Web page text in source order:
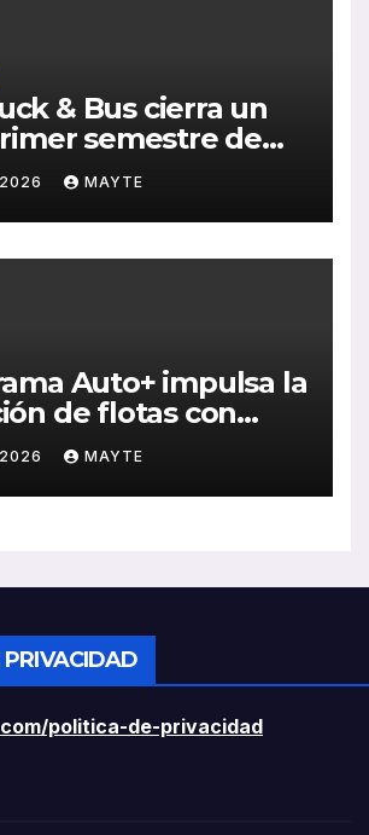
& Bus cierra un
semestre de
crecimiento en
y
MAYTE
Auto+ impulsa la
de flotas con
vehículos eléctricos
MAYTE
politica-de-privacidad